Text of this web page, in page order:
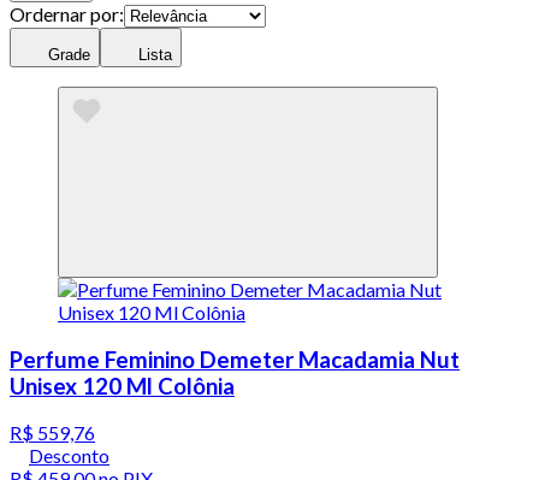
Ordernar por:
Grade Lista
Perfume Feminino Demeter Macadamia Nut
Unisex 120 Ml Colônia
R$ 559,76
Desconto